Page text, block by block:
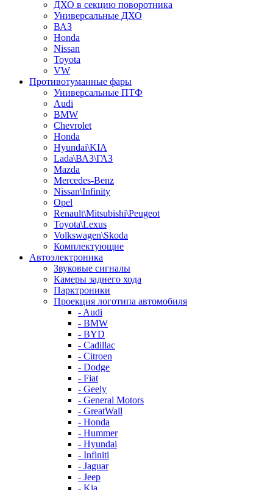
ДХО в секцию поворотника
Универсальные ДХО
ВАЗ
Honda
Nissan
Toyota
VW
Противотуманные фары
Универсальные ПТФ
Audi
BMW
Chevrolet
Honda
Hyundai\KIA
Lada\ВАЗ\ГАЗ
Mazda
Mercedes-Benz
Nissan\Infinity
Opel
Renault\Mitsubishi\Peugeot
Toyota\Lexus
Volkswagen\Skoda
Комплектующие
Автоэлектроника
Звуковые сигналы
Камеры заднего хода
Парктроники
Проекция логотипа автомобиля
- Audi
- BMW
- BYD
- Cadillac
- Citroen
- Dodge
- Fiat
- Geely
- General Motors
- GreatWall
- Honda
- Hummer
- Hyundai
- Infiniti
- Jaguar
- Jeep
- Kia